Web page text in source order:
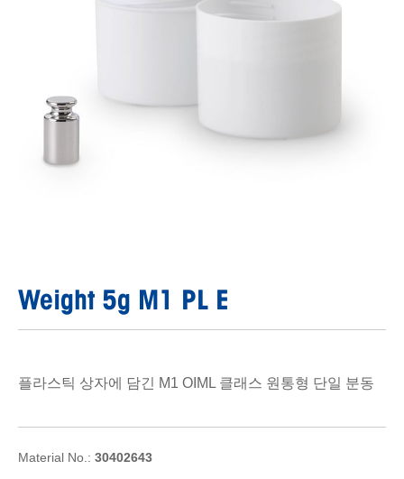
Weight 5g M1 PL E
플라스틱 상자에 담긴 M1 OIML 클래스 원통형 단일 분동
Material No.: 30402643